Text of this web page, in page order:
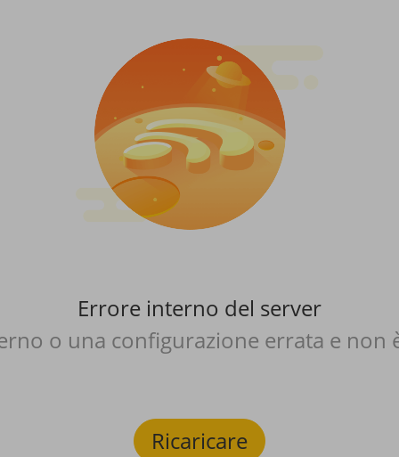
Errore interno del server
o una configurazione errata e non
Ricaricare